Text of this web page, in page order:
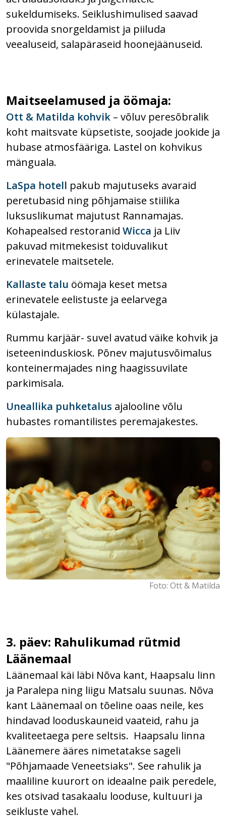
sukeldumiseks. Seiklushimulised saavad
proovida snorgeldamist ja piiluda
veealuseid, salapäraseid hoonejäänuseid.
Maitseelamused ja öömaja:
Ott & Matilda kohvik – võluv peresõbralik
koht maitsvate küpsetiste, soojade jookide ja
hubase atmosfääriga. Lastel on kohvikus
mänguala.
LaSpa hotell pakub majutuseks avaraid
peretubasid ning põhjamaise stiilika
luksuslikumat majutust Rannamajas.
Kohapealsed restoranid Wicca ja Liiv
pakuvad mitmekesist toiduvalikut
erinevatele maitsetele.
Kallaste talu öömaja keset metsa
erinevatele eelistuste ja eelarvega
külastajale.
Rummu karjäär- suvel avatud väike kohvik ja
iseteeninduskiosk. Põnev majutusvõimalus
konteinermajades ning haagissuvilate
parkimisala.
Uneallika puhketalus ajalooline võlu
hubastes romantilistes peremajakestes.
Foto: Ott & Matilda
3. päev: Rahulikumad rütmid
Läänemaal
Läänemaal käi läbi Nõva kant, Haapsalu linn
ja Paralepa ning liigu Matsalu suunas. Nõva
kant Läänemaal on tõeline oaas neile, kes
hindavad looduskauneid vaateid, rahu ja
kvaliteetaega pere seltsis. Haapsalu linna
Läänemere ääres nimetatakse sageli
"Põhjamaade Veneetsiaks". See rahulik ja
maaliline kuurort on ideaalne paik peredele,
kes otsivad tasakaalu looduse, kultuuri ja
seikluste vahel.